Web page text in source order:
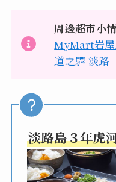
周邊超市小
MyMart岩屋
道之驛 淡路
淡路島３年虎